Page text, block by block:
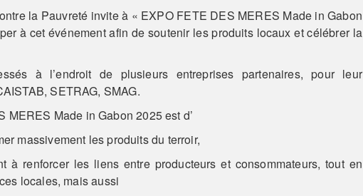
la Pauvreté invite à « EXPO FETE DES MERES Made in Gabon
à cet événement afin de soutenir les produits locaux et célébrer la
à l’endroit de plusieurs entreprises partenaires, pour leur
SETRAG, SMAG.
MERES Made in Gabon 2025 est d’
massivement les produits du terroir,
à renforcer les liens entre producteurs et consommateurs, tout en
locales, mais aussi